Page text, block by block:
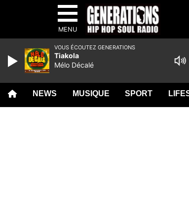
MENU
NEWS MUSIQUE SPORT
VOUS ÉCOUTEZ GENERATIONS
Tiakola
Mélo Décalé